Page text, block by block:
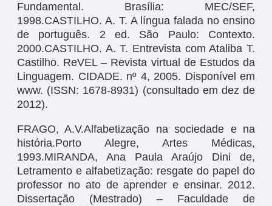
Fundamental. Brasília: MEC/SEF,
1998.CASTILHO. A. T. A língua falada no ensino
de português. 2 ed. São Paulo: Contexto.
2000.CASTILHO. A. T. Entrevista com Ataliba T.
Castilho. ReVEL – Revista virtual de Estudos da
Linguagem. CIDADE. nº 4, 2005. Disponível em
www. (ISSN: 1678-8931) (consultado em dez de
2012).
FRAGO, A.V.Alfabetização na sociedade e na
história.Porto Alegre, Artes Médicas,
1993.MIRANDA, Ana Paula Araújo Dini de,
Letramento e alfabetização: resgate do papel do
professor no ato de aprender e ensinar. 2012.
Dissertação (Mestrado) – Faculdade de